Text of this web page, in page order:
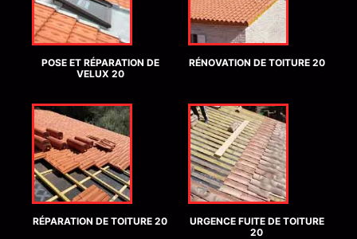
POSE ET RÉPARATION DE
VELUX 20
RÉNOVATION DE TOITURE 20
RÉPARATION DE TOITURE 20
URGENCE FUITE DE TOITURE
20